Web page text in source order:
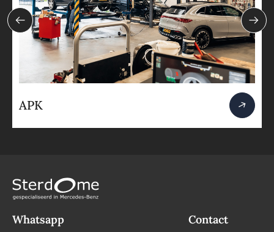
APK
Whatsapp Contact